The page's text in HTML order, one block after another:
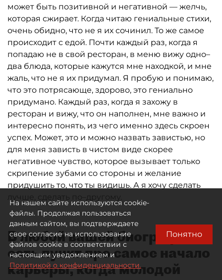
может быть позитивной и негативной — желчь,
которая сжирает. Когда читаю гениальные стихи,
очень обидно, что не я их сочинил. То же самое
происходит с едой. Почти каждый раз, когда я
попадаю не в свой ресторан, в меню вижу одно–
два блюда, которые кажутся мне находкой, и мне
жаль, что не я их придумал. Я пробую и понимаю,
что это потрясающе, здорово, это гениально
придумано. Каждый раз, когда я захожу в
ресторан и вижу, что он наполнен, мне важно и
интересно понять, из чего именно здесь скроен
успех. Может, это и можно назвать завистью, но
для меня зависть в чистом виде скорее
негативное чувство, которое вызывает только
скрипение зубами со стороны и желание
придушить то, что ты видишь. А я хочу сделать
лучше, сделать по–другому.
В любой вашей биографии
есть пункт про самое начало
карьеры, когда молодой
На нашем сайте используются cookie-
файлы. Продолжая пользоваться
данным сайтом, вы подтверждаете
свое согласие на использование
файлов cookie в соответствии с
настоящим уведомлением и
Политикой о конфиденциальности.
Понятно